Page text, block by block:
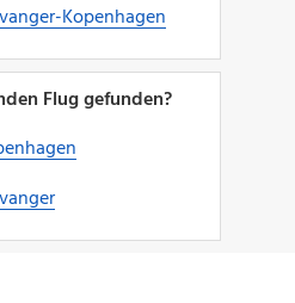
Kopenhagen
Flug gefunden?